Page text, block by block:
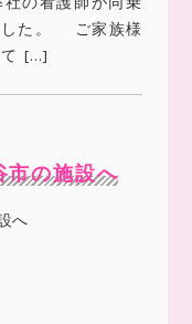
した。 ご家族様
て […]
の施設へ